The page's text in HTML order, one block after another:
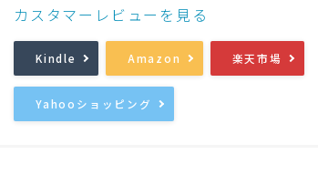
音楽 Music
カスタマーレビューを見る
Kindle Amazon 楽天市場
Yahooショッピング